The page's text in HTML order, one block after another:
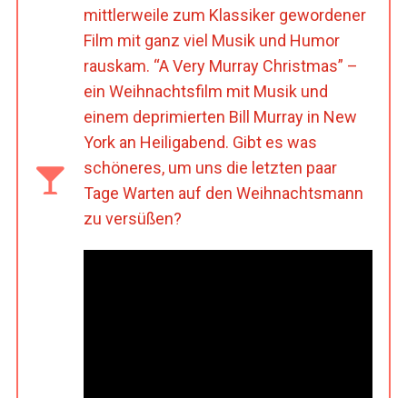
mittlerweile zum Klassiker gewordener
Film mit ganz viel Musik und Humor
rauskam. “A Very Murray Christmas” –
ein Weihnachtsfilm mit Musik und
einem deprimierten Bill Murray in New
York an Heiligabend. Gibt es was
schöneres, um uns die letzten paar
Tage Warten auf den Weihnachtsmann
zu versüßen?